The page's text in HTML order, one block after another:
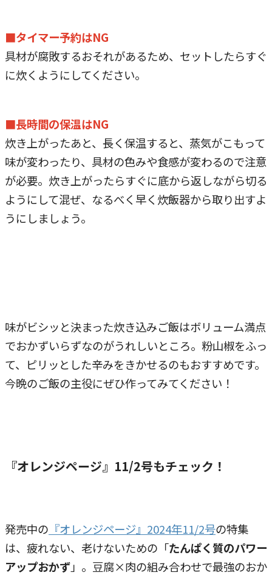
■タイマー予約はNG
具材が腐敗するおそれがあるため、セットしたらすぐ
に炊くようにしてください。
■長時間の保温はNG
炊き上がったあと、長く保温すると、蒸気がこもって
味が変わったり、具材の色みや食感が変わるので注意
が必要。炊き上がったらすぐに底から返しながら切る
ようにして混ぜ、なるべく早く炊飯器から取り出すよ
うにしましょう。
味がビシッと決まった炊き込みご飯はボリューム満点
でおかずいらずなのがうれしいところ。粉山椒をふっ
て、ピリッとした辛みをきかせるのもおすすめです。
今晩のご飯の主役にぜひ作ってみてください！
『オレンジページ』11/2号もチェック！
発売中の 『オレンジページ』2024年11/2号の特集
は、疲れない、老けないための「たんぱく質のパワー
アップおかず」。豆腐×肉の組み合わせで最強のおか